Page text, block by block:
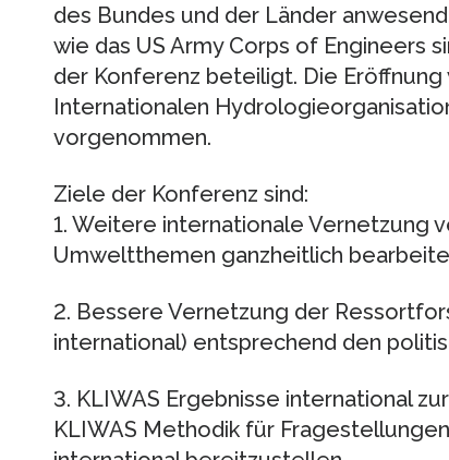
des Bundes und der Länder
wie das US Army Corps of Engineers
der Konferenz beteiligt. Die
Internationalen
vorgenommen.
Ziele der Konferenz sind:
1. Weitere internationale Vernetzung
Umweltthemen ganzheitlich
2. Bessere Vernetzung der
international) entsprechend den
3. KLIWAS Ergebnisse international
KLIWAS Methodik für